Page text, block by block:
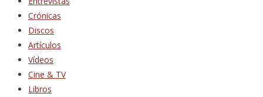
Crónicas
Discos
Artículos
Vídeos
Cine & TV
Libros